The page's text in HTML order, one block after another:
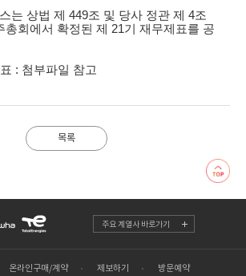
는 상법 제 449조 및 당사 정관 제 4조
총회에서 확정된 제 21기 재무제표를 공
: 첨부파일 참고
목록
주요 계열사 바로가기
온라인구매/계약 제보하기 방문예약